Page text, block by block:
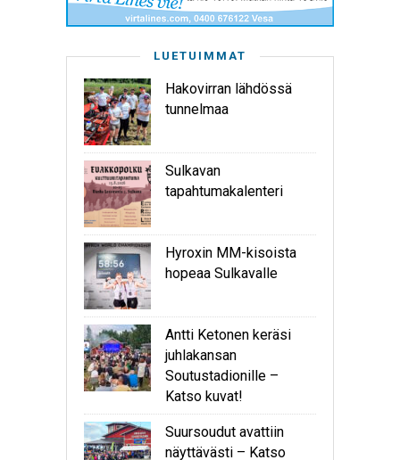
LUETUIMMAT
Hakovirran lähdössä
tunnelmaa
Sulkavan
tapahtumakalenteri
Hyroxin MM-kisoista
hopeaa Sulkavalle
Antti Ketonen keräsi
juhlakansan
Soutustadionille –
Katso kuvat!
Suursoudut avattiin
näyttävästi – Katso